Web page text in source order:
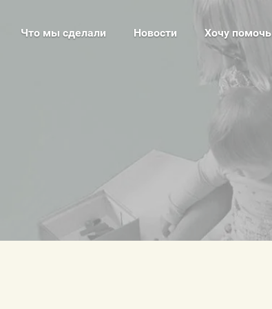
с детьми
Контакты
Что мы сделали Новости Хочу помочь